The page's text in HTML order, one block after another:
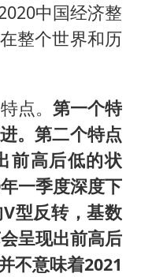
中国经济整
整个世界和历
点。第一个特
。第二个特点
前高后低的状
一季度深度下
型反转，基数
呈现出前高后
不意味着2021